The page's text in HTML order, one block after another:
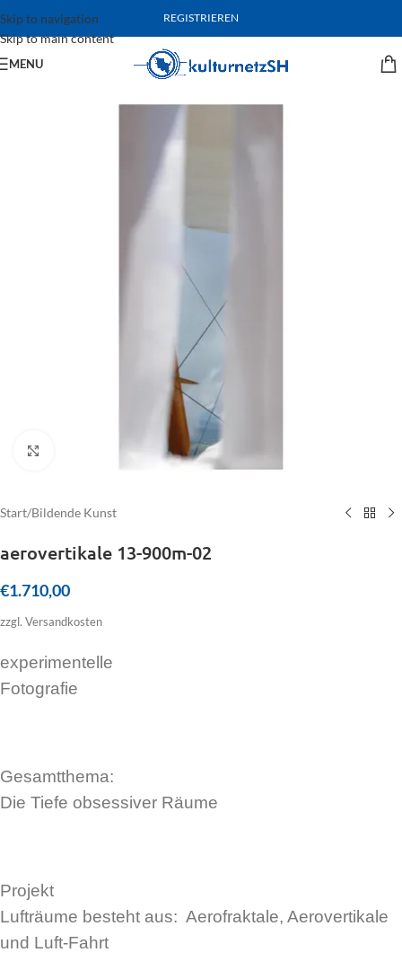
Skip to navigation
Skip to main content
REGISTRIEREN
MENU
Click to enlarge
Start/Bildende Kunst
aerovertikale 13-900m-02
€1.710,00
zzgl. Versandkosten
experimentelle
Fotografie
Gesamtthema:
Die Tiefe obsessiver Räume
Projekt
Lufträume besteht aus: Aerofraktale, Aerovertikale
und Luft-Fahrt